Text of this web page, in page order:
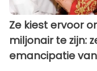
Ze kiest ervoor
miljonair te zijn:
emancipatie